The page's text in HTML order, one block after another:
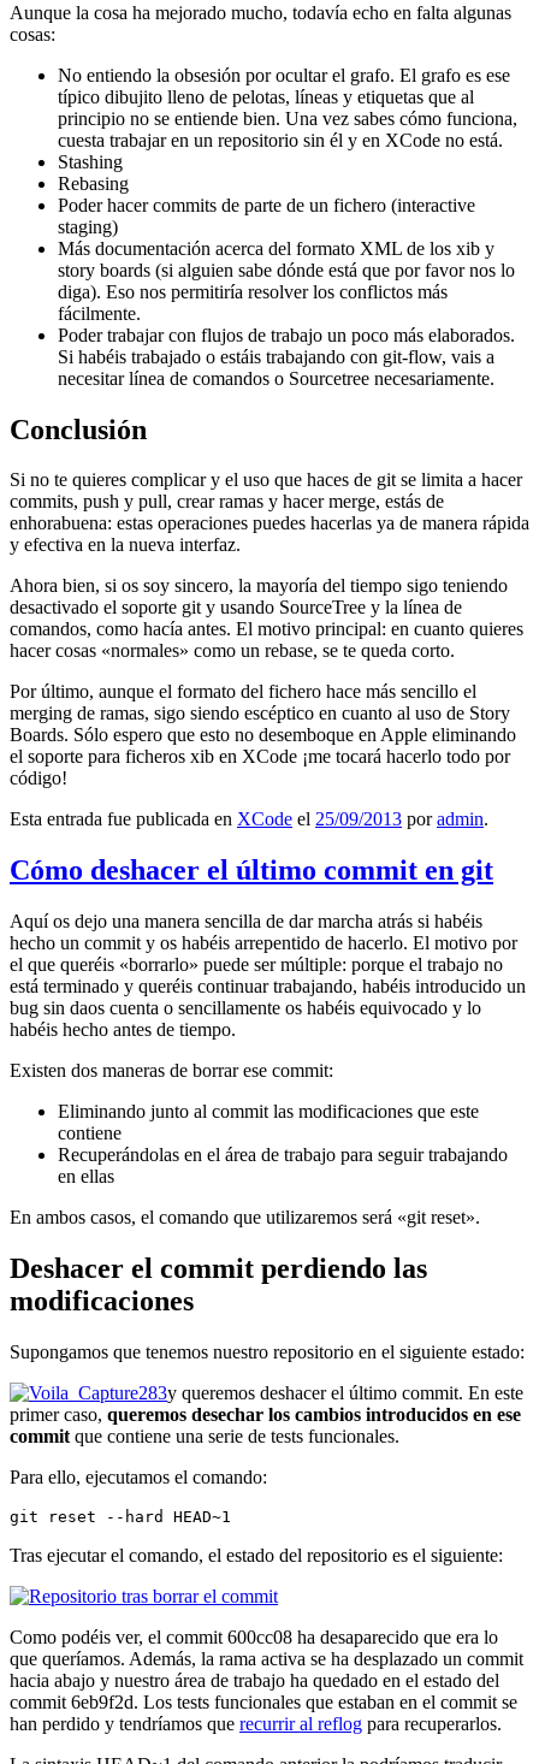
Aunque la cosa ha mejorado mucho, todavía echo en falta algunas
cosas:
No entiendo la obsesión por ocultar el grafo. El grafo es ese
típico dibujito lleno de pelotas, líneas y etiquetas que al
principio no se entiende bien. Una vez sabes cómo funciona,
cuesta trabajar en un repositorio sin él y en XCode no está.
Stashing
Rebasing
Poder hacer commits de parte de un fichero (interactive
staging)
Más documentación acerca del formato XML de los xib y
story boards (si alguien sabe dónde está que por favor nos lo
diga). Eso nos permitiría resolver los conflictos más
fácilmente.
Poder trabajar con flujos de trabajo un poco más elaborados.
Si habéis trabajado o estáis trabajando con git-flow, vais a
necesitar línea de comandos o Sourcetree necesariamente.
Conclusión
Si no te quieres complicar y el uso que haces de git se limita a hacer
commits, push y pull, crear ramas y hacer merge, estás de
enhorabuena: estas operaciones puedes hacerlas ya de manera rápida
y efectiva en la nueva interfaz.
Ahora bien, si os soy sincero, la mayoría del tiempo sigo teniendo
desactivado el soporte git y usando SourceTree y la línea de
comandos, como hacía antes. El motivo principal: en cuanto quieres
hacer cosas «normales» como un rebase, se te queda corto.
Por último, aunque el formato del fichero hace más sencillo el
merging de ramas, sigo siendo escéptico en cuanto al uso de Story
Boards. Sólo espero que esto no desemboque en Apple eliminando
el soporte para ficheros xib en XCode ¡me tocará hacerlo todo por
código!
Esta entrada fue publicada en XCode el 25/09/2013 poradmin.
Cómo deshacer el último commit en git
Aquí os dejo una manera sencilla de dar marcha atrás si habéis
hecho un commit y os habéis arrepentido de hacerlo. El motivo por
el que queréis «borrarlo» puede ser múltiple: porque el trabajo no
está terminado y queréis continuar trabajando, habéis introducido un
bug sin daos cuenta o sencillamente os habéis equivocado y lo
habéis hecho antes de tiempo.
Existen dos maneras de borrar ese commit:
Eliminando junto al commit las modificaciones que este
contiene
Recuperándolas en el área de trabajo para seguir trabajando
en ellas
En ambos casos, el comando que utilizaremos será «git reset».
Deshacer el commit perdiendo las
modificaciones
Supongamos que tenemos nuestro repositorio en el siguiente estado:
y queremos deshacer el último commit. En este
primer caso, queremos desechar los cambios introducidos en ese
commit que contiene una serie de tests funcionales.
Para ello, ejecutamos el comando:
git reset --hard HEAD~1
Tras ejecutar el comando, el estado del repositorio es el siguiente:
Como podéis ver, el commit 600cc08 ha desaparecido que era lo
que queríamos. Además, la rama activa se ha desplazado un commit
hacia abajo y nuestro área de trabajo ha quedado en el estado del
commit 6eb9f2d. Los tests funcionales que estaban en el commit se
han perdido y tendríamos que recurrir al reflog para recuperarlos.